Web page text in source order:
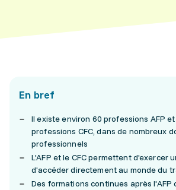
En bref
Il existe environ 60 professions AFP
professions CFC, dans de nombreux
professionnels
L'AFP et le CFC permettent d'exercer
d'accéder directement au monde du
Des formations continues après l'AFP